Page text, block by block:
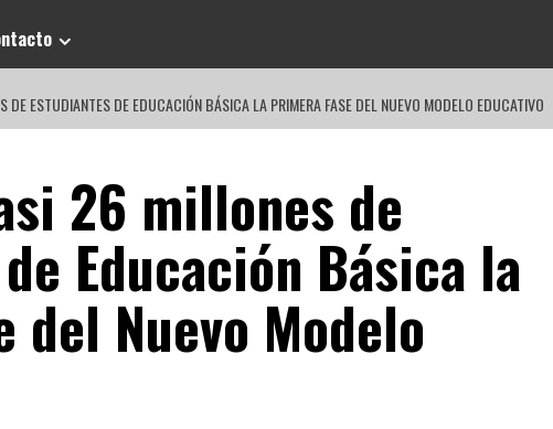
DE ESTUDIANTES DE EDUCACIÓN BÁSICA LA PRIMERA FASE DEL NUEVO MODELO EDUCATIVO
26 millones de
Educación Básica la
Nuevo Modelo